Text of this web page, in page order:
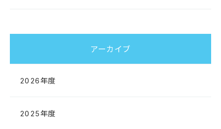
アーカイブ
2026年度
2025年度